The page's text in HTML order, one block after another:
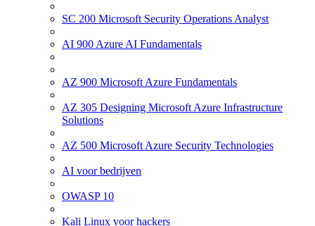
SC 200 Microsoft Security Operations Analyst
AI 900 Azure AI Fundamentals
AZ 900 Microsoft Azure Fundamentals
AZ 305 Designing Microsoft Azure Infrastructure
Solutions
AZ 500 Microsoft Azure Security Technologies
AI voor bedrijven
OWASP 10
Kali Linux voor hackers